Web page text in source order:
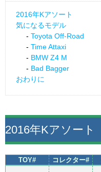
2016年Kアソート
気になるモデル
Toyota Off-Road
Time Attaxi
BMW Z4 M
Bad Bagger
おわりに
2016年Kアソート
TOY# コレクター#